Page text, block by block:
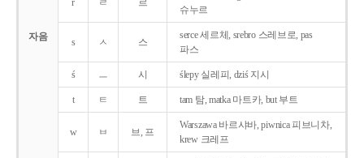
자음
r ㄹ 르
슈누르
s ㅅ 스
serce 세르체, srebro 스레브로, pas
파스
ś ㅡ 시 ślepy 실레피, dziś 지시
t ㅌ 트 tam 탐, matka 마트카, but 부트
w ㅂ 브, 프
Warszawa 바르샤바, piwnica 피브니차,
krew 크레프